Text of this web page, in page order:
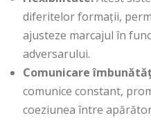
diferitelor formații,
ajusteze marcajul în
adversarului.
Comunicare
comunice constant,
coeziunea între